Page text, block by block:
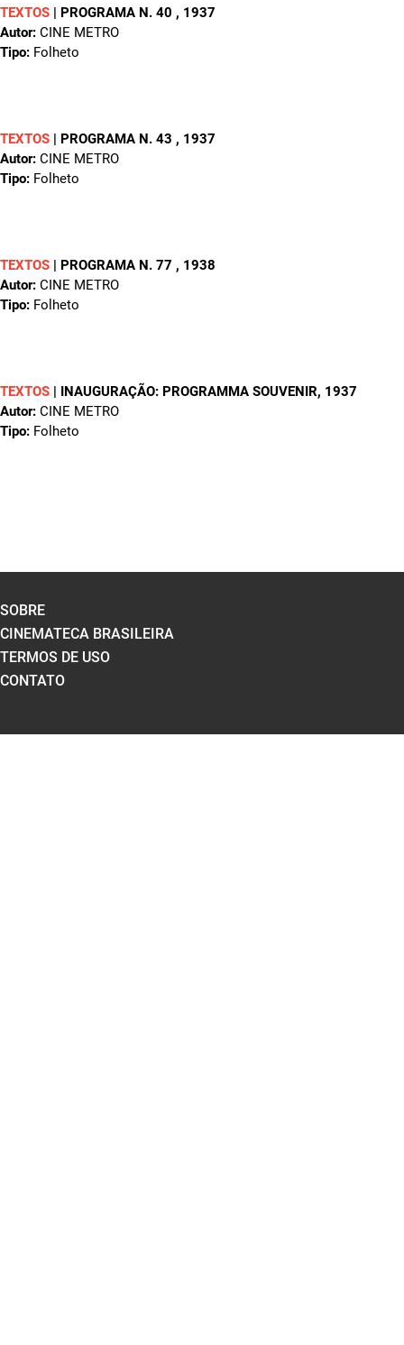
TEXTOS | PROGRAMA N. 40 , 1937
Autor: CINE METRO
Tipo: Folheto
TEXTOS | PROGRAMA N. 43 , 1937
Autor: CINE METRO
Tipo: Folheto
TEXTOS | PROGRAMA N. 77 , 1938
Autor: CINE METRO
Tipo: Folheto
TEXTOS | INAUGURAÇÃO: PROGRAMMA SOUVENIR, 1937
Autor: CINE METRO
Tipo: Folheto
SOBRE
CINEMATECA BRASILEIRA
TERMOS DE USO
CONTATO